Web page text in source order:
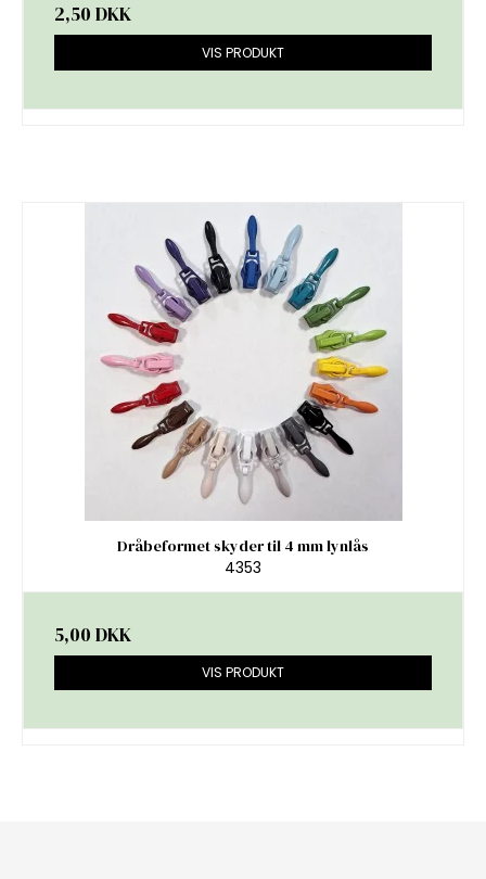
2,50 DKK
VIS PRODUKT
Dråbeformet skyder til 4 mm lynlås
4353
5,00 DKK
VIS PRODUKT